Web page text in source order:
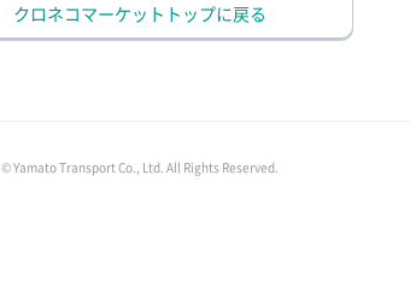
クロネコマーケットトップに戻る
© Yamato Transport Co., Ltd. All Rights Reserved.